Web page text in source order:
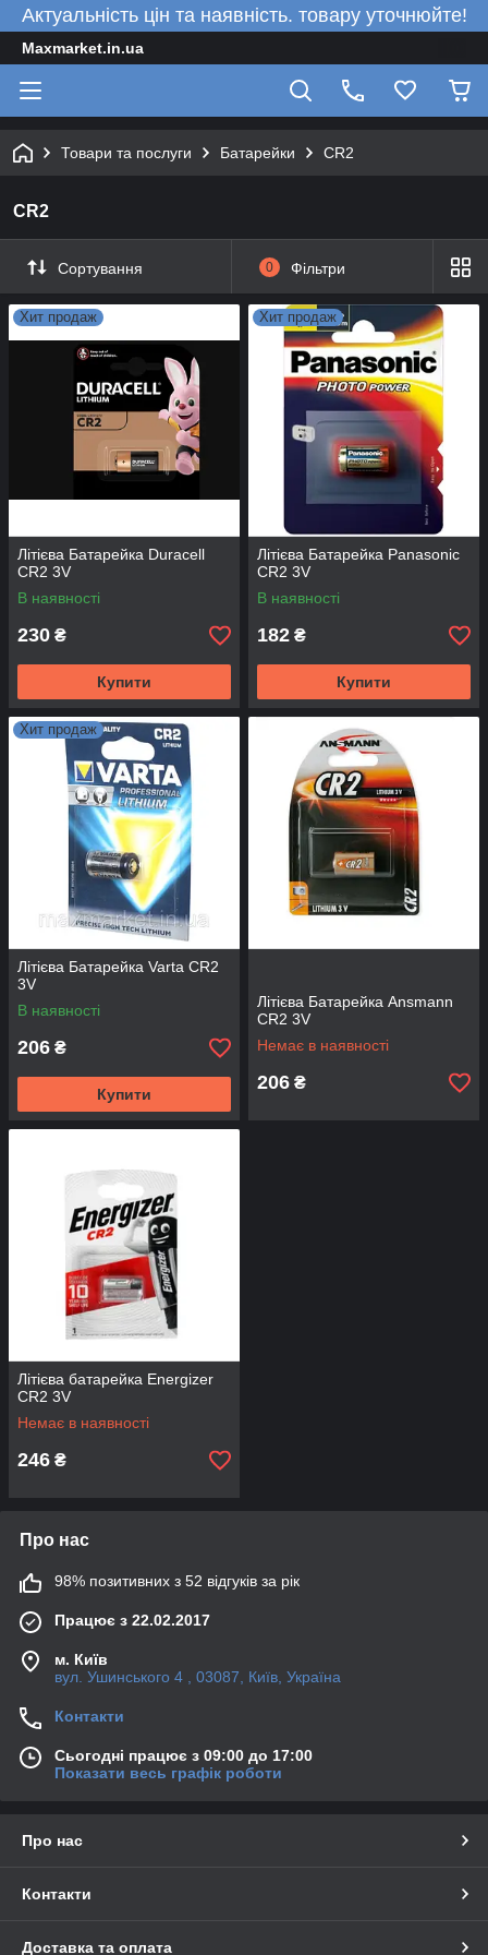
Актуальність цін та наявність. товару уточнюйте!
Maxmarket.in.ua
Товари та послуги Батарейки CR2
CR2
Сортування 0 Фільтри
Хит продаж
Літієва Батарейка Duracell
CR2 3V
В наявності
230 ₴
Купити
Хит продаж
Літієва Батарейка Panasonic
CR2 3V
В наявності
182 ₴
Купити
Хит продаж
Літієва Батарейка Varta CR2
3V
В наявності
206 ₴
Купити
Літієва Батарейка Ansmann
CR2 3V
Немає в наявності
206 ₴
Літієва батарейка Energizer
CR2 3V
Немає в наявності
246 ₴
Про нас
98% позитивних з 52 відгуків за рік
Працює з 22.02.2017
м. Київ
вул. Ушинського 4 , 03087, Київ, Україна
Контакти
Сьогодні працює з 09:00 до 17:00
Показати весь графік роботи
Про нас
Контакти
Доставка та оплата